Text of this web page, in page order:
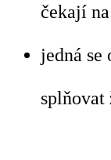
čekají
jedná se
splňovat